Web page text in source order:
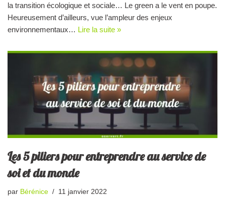
la transition écologique et sociale… Le green a le vent en poupe.
Heureusement d’ailleurs, vue l’ampleur des enjeux
environnementaux… Lire la suite »
Les 5 piliers pour entreprendre au service de
soi et du monde
par Bérénice 11 janvier 2022